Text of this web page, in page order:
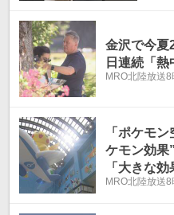
金沢で今夏
日連続「
MRO北陸放送8
「ポケモ
ケモン効果
「大きな効
MRO北陸放送8